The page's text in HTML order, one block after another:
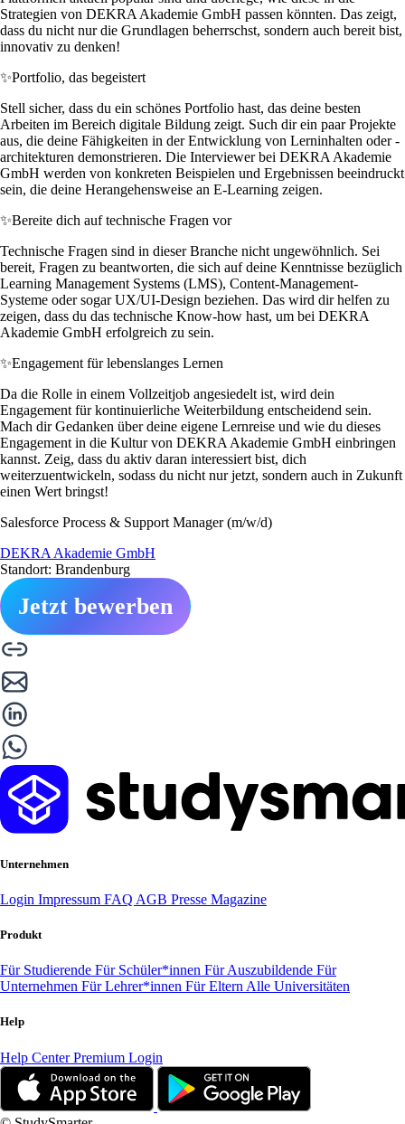
Strategien von DEKRA Akademie GmbH passen könnten. Das zeigt,
dass du nicht nur die Grundlagen beherrschst, sondern auch bereit bist,
innovativ zu denken!
✨Portfolio, das begeistert
Stell sicher, dass du ein schönes Portfolio hast, das deine besten
Arbeiten im Bereich digitale Bildung zeigt. Such dir ein paar Projekte
aus, die deine Fähigkeiten in der Entwicklung von Lerninhalten oder -
architekturen demonstrieren. Die Interviewer bei DEKRA Akademie
GmbH werden von konkreten Beispielen und Ergebnissen beeindruckt
sein, die deine Herangehensweise an E-Learning zeigen.
✨Bereite dich auf technische Fragen vor
Technische Fragen sind in dieser Branche nicht ungewöhnlich. Sei
bereit, Fragen zu beantworten, die sich auf deine Kenntnisse bezüglich
Learning Management Systems (LMS), Content-Management-
Systeme oder sogar UX/UI-Design beziehen. Das wird dir helfen zu
zeigen, dass du das technische Know-how hast, um bei DEKRA
Akademie GmbH erfolgreich zu sein.
✨Engagement für lebenslanges Lernen
Da die Rolle in einem Vollzeitjob angesiedelt ist, wird dein
Engagement für kontinuierliche Weiterbildung entscheidend sein.
Mach dir Gedanken über deine eigene Lernreise und wie du dieses
Engagement in die Kultur von DEKRA Akademie GmbH einbringen
kannst. Zeig, dass du aktiv daran interessiert bist, dich
weiterzuentwickeln, sodass du nicht nur jetzt, sondern auch in Zukunft
einen Wert bringst!
Salesforce Process & Support Manager (m/w/d)
DEKRA Akademie GmbH
Standort: Brandenburg
Jetzt bewerben
Unternehmen
Login Impressum FAQ AGB Presse Magazine
Produkt
Für Studierende Für Schüler*innen Für Auszubildende Für
Unternehmen Für Lehrer*innen Für Eltern Alle Universitäten
Help
Help CenterPremium Login